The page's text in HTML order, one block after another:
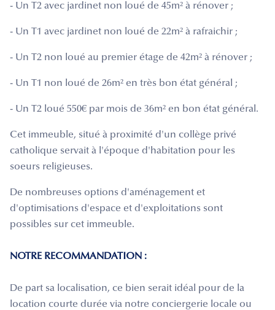
- Un T2 avec jardinet non loué de 45m² à rénover ;
- Un T1 avec jardinet non loué de 22m² à rafraichir ;
- Un T2 non loué au premier étage de 42m² à rénover ;
- Un T1 non loué de 26m² en très bon état général ;
- Un T2 loué 550€ par mois de 36m² en bon état général.
Cet immeuble, situé à proximité d'un collège privé
catholique servait à l'époque d'habitation pour les
soeurs religieuses.
De nombreuses options d'aménagement et
d'optimisations d'espace et d'exploitations sont
possibles sur cet immeuble.
NOTRE RECOMMANDATION :
De part sa localisation, ce bien serait idéal pour de la
location courte durée via notre conciergerie locale ou